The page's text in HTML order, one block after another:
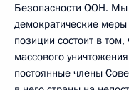
Безопасности ООН. Мы
демократические
позиции состоит в
массового
постоянные члены